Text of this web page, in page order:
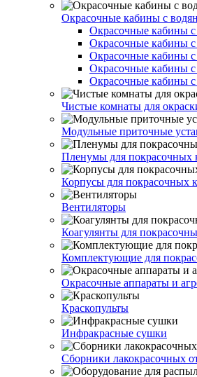
Окрасочные кабины с
Окрасочные кабины
Окрасочные кабины
Окрасочные кабины
Окрасочные кабины
Окрасочные кабины
Чистые комнаты для
Модульные приточные
Пленумы для покрасочных
Корпусы для покрасочных
Вентиляторы
Коагулянты для
Комплектующие для
Окрасочные аппараты и
Краскопульты
Инфракрасные сушки
Сборники лакокрасочных